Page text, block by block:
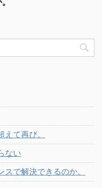
て再び。
ない
で解決できるのか。